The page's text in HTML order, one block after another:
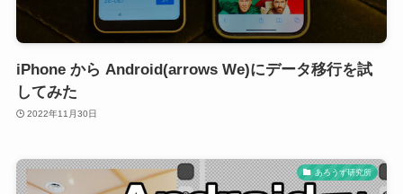
iPhone から Android(arrows We)にデータ移行を試
してみた
2022年11月30日
あろうず研究所